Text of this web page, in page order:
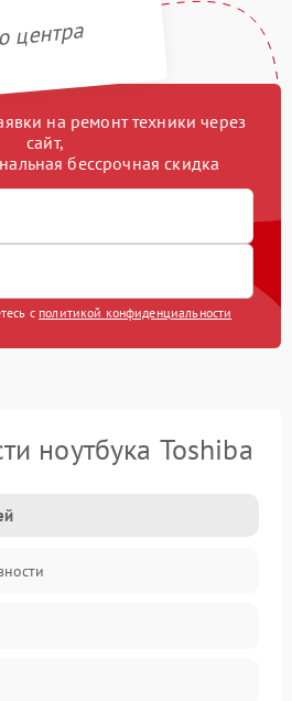
центра
на ремонт техники через
сайт,
бессрочная скидка
с политикой конфиденциальности
ноутбука Toshiba